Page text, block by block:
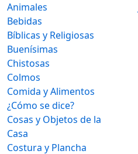
Animales
Bebidas
Bíblicas y Religiosas
Buenísimas
Chistosas
Colmos
Comida y Alimentos
¿Cómo se dice?
Cosas y Objetos de la
Casa
Costura y Plancha